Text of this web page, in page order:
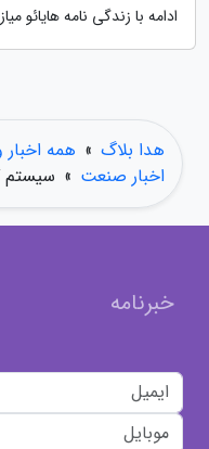
ادامه با زندگی نامه هایائو
هدا بلاگ » همه اخبار
اخبار صنعت » سیستم
خبرنامه